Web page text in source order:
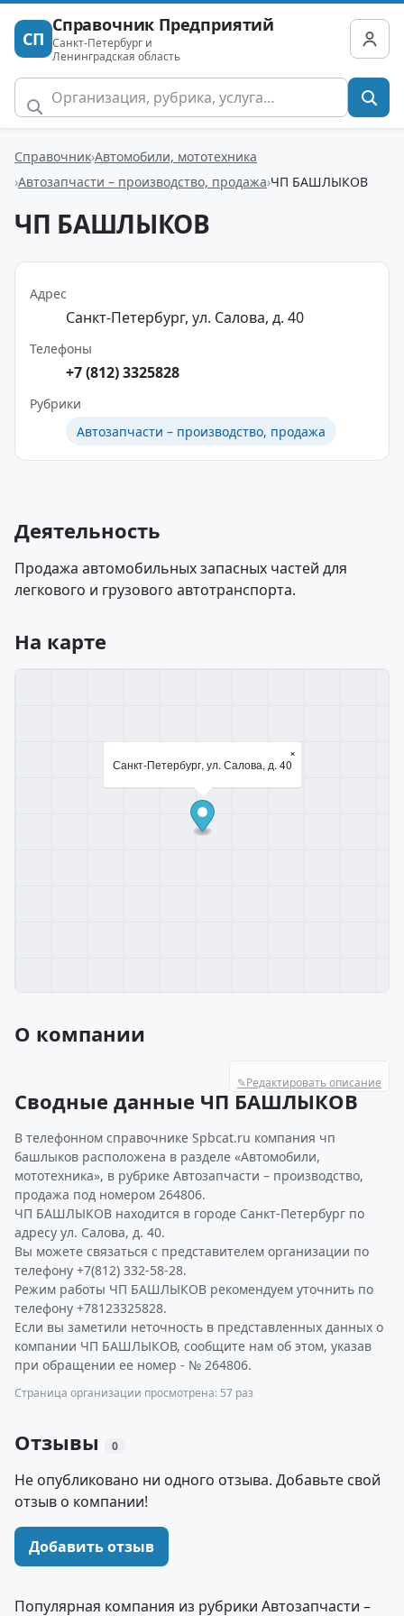
СП
Справочник Предприятий
Санкт-Петербург и
Ленинградская область
Справочник Автомобили, мототехника
Автозапчасти – производство, продажа ЧП БАШЛЫКОВ
ЧП БАШЛЫКОВ
Адрес
Санкт-Петербург, ул. Салова, д. 40
Телефоны
+7 (812) 3325828
Рубрики
Автозапчасти – производство, продажа
Деятельность
Продажа автомобильных запасных частей для
легкового и грузового автотранспорта.
На карте
Санкт-Петербург, ул. Салова, д. 40
×
О компании
✎Редактировать описание
Сводные данные ЧП БАШЛЫКОВ
В телефонном справочнике Spbcat.ru компания чп
башлыков расположена в разделе «Автомобили,
мототехника», в рубрике Автозапчасти – производство,
продажа под номером 264806.
ЧП БАШЛЫКОВ находится в городе Санкт-Петербург по
адресу ул. Салова, д. 40.
Вы можете связаться с представителем организации по
телефону +7(812) 332-58-28.
Режим работы ЧП БАШЛЫКОВ рекомендуем уточнить по
телефону +78123325828.
Если вы заметили неточность в представленных данных о
компании ЧП БАШЛЫКОВ, сообщите нам об этом, указав
при обращении ее номер - № 264806.
Страница организации просмотрена: 57 раз
Отзывы 0
Не опубликовано ни одного отзыва. Добавьте свой
отзыв о компании!
Добавить отзыв
Популярная компания из рубрики Автозапчасти –